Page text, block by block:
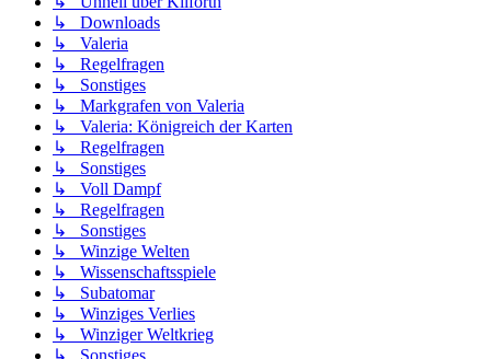
↳ Downloads
↳ Valeria
↳ Regelfragen
↳ Sonstiges
↳ Markgrafen von Valeria
↳ Valeria: Königreich der Karten
↳ Regelfragen
↳ Sonstiges
↳ Voll Dampf
↳ Regelfragen
↳ Sonstiges
↳ Winzige Welten
↳ Wissenschaftsspiele
↳ Subatomar
↳ Winziges Verlies
↳ Winziger Weltkrieg